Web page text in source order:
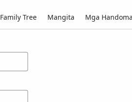
Family Tree Mangita Mga